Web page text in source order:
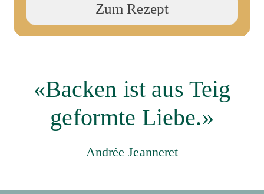
Zum Rezept
«Backen ist aus Teig
geformte Liebe.»
Andrée Jeanneret